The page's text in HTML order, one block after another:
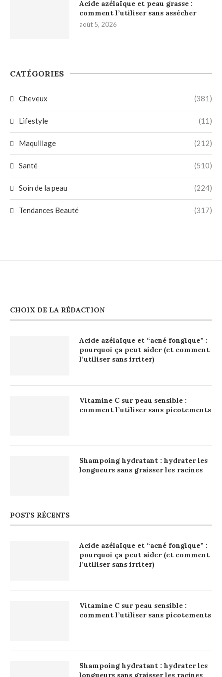
Acide azélaïque et peau grasse :
comment l’utiliser sans assécher
août 5, 2026
CATÉGORIES
Cheveux (381)
Lifestyle (11)
Maquillage (212)
Santé (510)
Soin de la peau (224)
Tendances Beauté (317)
CHOIX DE LA RÉDACTION
Acide azélaïque et “acné fongique” :
pourquoi ça peut aider (et comment
l’utiliser sans irriter)
Vitamine C sur peau sensible :
comment l’utiliser sans picotements
Shampoing hydratant : hydrater les
longueurs sans graisser les racines
POSTS RÉCENTS
Acide azélaïque et “acné fongique” :
pourquoi ça peut aider (et comment
l’utiliser sans irriter)
Vitamine C sur peau sensible :
comment l’utiliser sans picotements
Shampoing hydratant : hydrater les
longueurs sans graisser les racines